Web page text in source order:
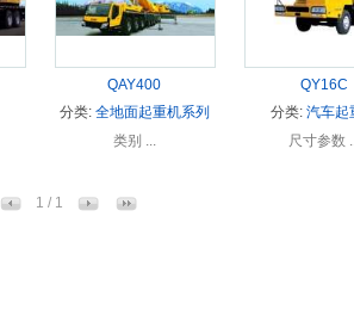
QAY400
分类: 全地面起重机系列
类别 ...
QY16C
分类: 汽车起
尺寸参数
1 / 1